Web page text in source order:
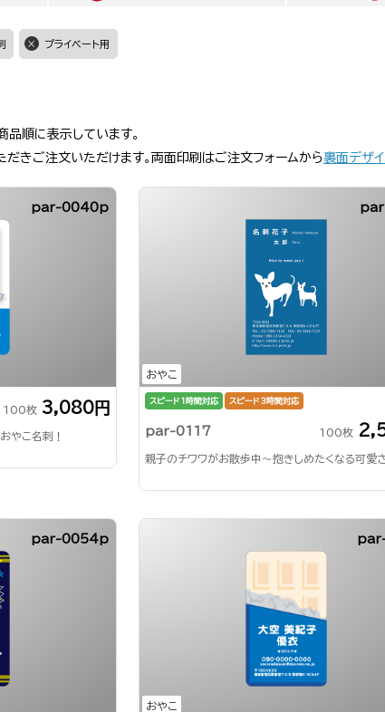
プライベート用
順に表示しています。
きご注文いただけます。両面印刷はご注文フォームから裏面デザ
par-0040p
100枚 3,080円
やこ名刺！
おやこ
スピード1時間対応 スピード3時間対応
par-0117 100枚
親子のチワワがお散歩中～抱きしめたくなる可愛
par-0054p
おやこ